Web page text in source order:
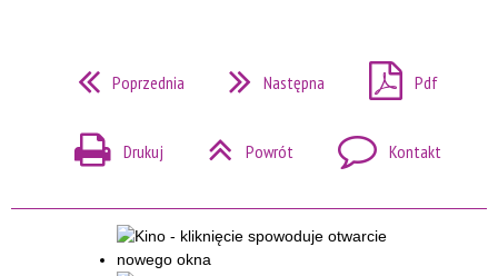
Poprzednia Następna Pdf
Drukuj Powrót Kontakt